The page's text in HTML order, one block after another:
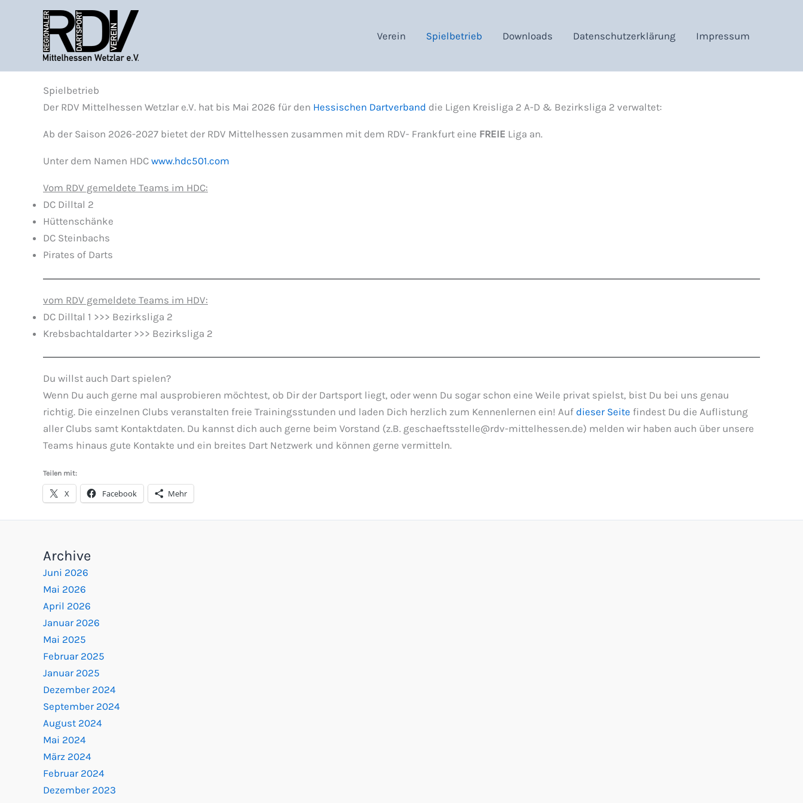
Verein Spielbetrieb Downloads Datenschutzerklärung Impressum
Spielbetrieb
Der RDV Mittelhessen Wetzlar e.V. hat bis Mai 2026 für den Hessischen Dartverband die Ligen Kreisliga 2 A-D & Bezirksliga 2 verwaltet:
Ab der Saison 2026-2027 bietet der RDV Mittelhessen zusammen mit dem RDV- Frankfurt eine FREIE Liga an.
Unter dem Namen HDC www.hdc501.com
Vom RDV gemeldete Teams im HDC:
DC Dilltal 2
Hüttenschänke
DC Steinbachs
Pirates of Darts
vom RDV gemeldete Teams im HDV:
DC Dilltal 1 >>> Bezirksliga 2
Krebsbachtaldarter >>> Bezirksliga 2
Du willst auch Dart spielen?
Wenn Du auch gerne mal ausprobieren möchtest, ob Dir der Dartsport liegt, oder wenn Du sogar schon eine Weile privat spielst, bist Du bei uns genau
richtig. Die einzelnen Clubs veranstalten freie Trainingsstunden und laden Dich herzlich zum Kennenlernen ein! Auf dieser Seite findest Du die Auflistung
aller Clubs samt Kontaktdaten. Du kannst dich auch gerne beim Vorstand (z.B. geschaeftsstelle@rdv-mittelhessen.de) melden wir haben auch über unsere
Teams hinaus gute Kontakte und ein breites Dart Netzwerk und können gerne vermitteln.
Teilen mit:
X Facebook Mehr
Archive
Juni 2026
Mai 2026
April 2026
Januar 2026
Mai 2025
Februar 2025
Januar 2025
Dezember 2024
September 2024
August 2024
Mai 2024
März 2024
Februar 2024
Dezember 2023